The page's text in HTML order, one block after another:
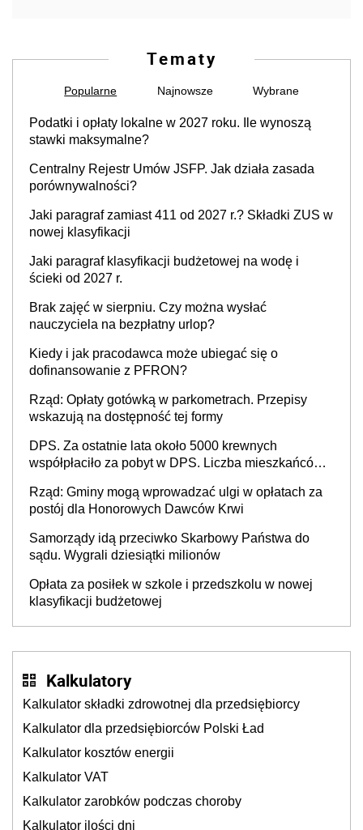
Tematy
Popularne Najnowsze Wybrane
Podatki i opłaty lokalne w 2027 roku. Ile wynoszą
stawki maksymalne?
Centralny Rejestr Umów JSFP. Jak działa zasada
porównywalności?
Jaki paragraf zamiast 411 od 2027 r.? Składki ZUS w
nowej klasyfikacji
Jaki paragraf klasyfikacji budżetowej na wodę i
ścieki od 2027 r.
Brak zajęć w sierpniu. Czy można wysłać
nauczyciela na bezpłatny urlop?
Kiedy i jak pracodawca może ubiegać się o
dofinansowanie z PFRON?
Rząd: Opłaty gotówką w parkometrach. Przepisy
wskazują na dostępność tej formy
DPS. Za ostatnie lata około 5000 krewnych
współpłaciło za pobyt w DPS. Liczba mieszkańców
Rząd: Gminy mogą wprowadzać ulgi w opłatach za
postój dla Honorowych Dawców Krwi
Samorządy idą przeciwko Skarbowy Państwa do
sądu. Wygrali dziesiątki milionów
Opłata za posiłek w szkole i przedszkolu w nowej
klasyfikacji budżetowej
Kalkulatory
Kalkulator składki zdrowotnej dla przedsiębiorcy
Kalkulator dla przedsiębiorców Polski Ład
Kalkulator kosztów energii
Kalkulator VAT
Kalkulator zarobków podczas choroby
Kalkulator ilości dni